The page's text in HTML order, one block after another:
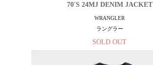
70'S 24MJ DENIM JACKET
WRANGLER
ラングラー
SOLD OUT